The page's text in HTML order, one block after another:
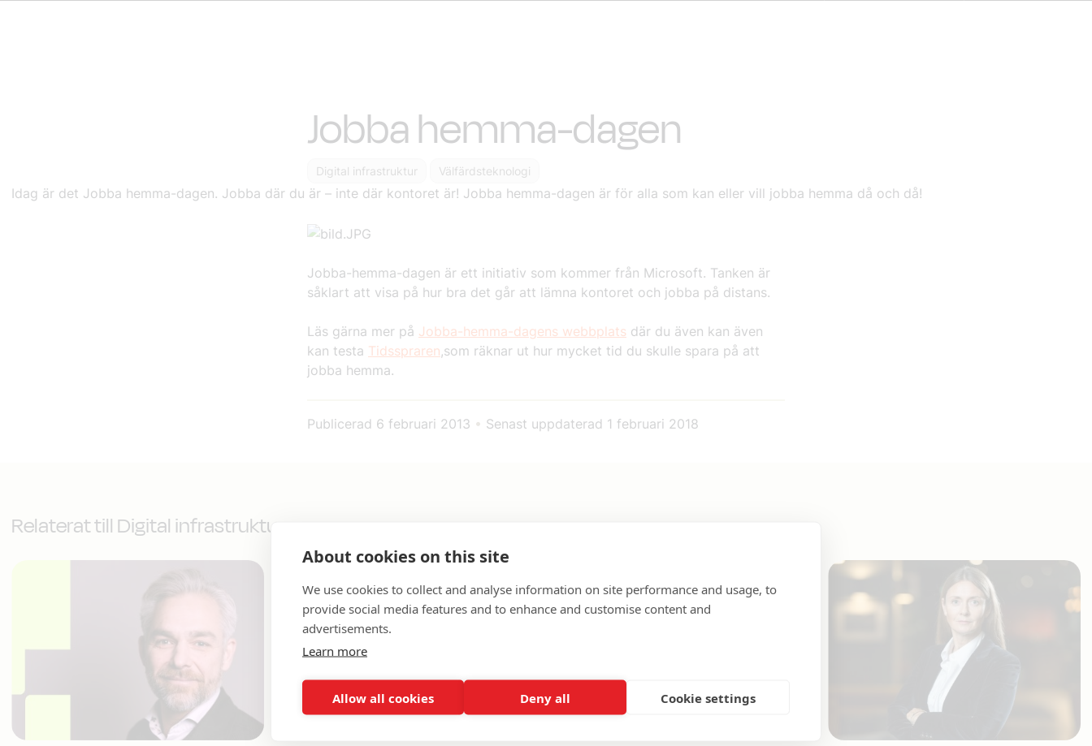
Jobba hemma-dagen
Digital infrastruktur Välfärdsteknologi
Idag är det Jobba hemma-dagen. Jobba där du är – inte där kontoret är! Jobba hemma-dagen är för alla som kan eller vill jobba hemma då och då!
Jobba-hemma-dagen är ett initiativ som kommer från Microsoft. Tanken är
såklart att visa på hur bra det går att lämna kontoret och jobba på distans.
Läs gärna mer på Jobba-hemma-dagens webbplats där du även kan även
kan testa Tidsspraren,som räknar ut hur mycket tid du skulle spara på att
jobba hemma.
Publicerad 6 februari 2013 • Senast uppdaterad 1 februari 2018
Relaterat till Digital infrastruktur
About cookies on this site
We use cookies to collect and analyse information on site performance and usage, to
provide social media features and to enhance and customise content and
advertisements.
Learn more
Allow all cookies Deny all Cookie settings